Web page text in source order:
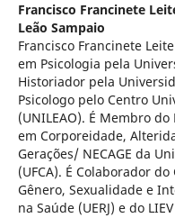
Francisco Francinete
Leão Sampaio
Francisco Francinete
em Psicologia pela
Historiador pela
Psicologo pelo Centro
(UNILEAO). É Membro
em Corporeidade,
Gerações/ NECAGE da
(UFCA). É Colaborador
Gênero, Sexualidade e
na Saúde (UERJ) e do